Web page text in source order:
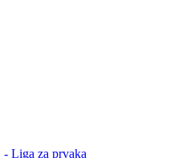
Liga za prvaka